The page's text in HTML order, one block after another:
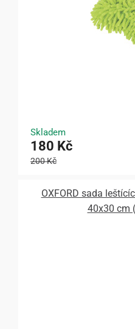
Skladem
180 Kč
200 Kč
OXFORD sada
40x30 cm